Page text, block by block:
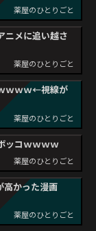
薬屋のひとりごと
ニメに追い越さ
薬屋のひとりごと
ｗｗｗ←視線が
薬屋のひとりごと
ッコｗｗｗｗ
薬屋のひとりごと
高かった漫画
薬屋のひとりごと